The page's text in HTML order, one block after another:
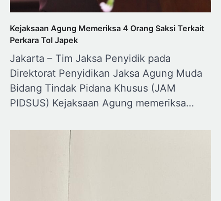
Kejaksaan Agung Memeriksa 4 Orang Saksi Terkait
Perkara Tol Japek
Jakarta – Tim Jaksa Penyidik pada
Direktorat Penyidikan Jaksa Agung Muda
Bidang Tindak Pidana Khusus (JAM
PIDSUS) Kejaksaan Agung memeriksa…